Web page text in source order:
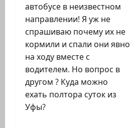
автобусе в неизвестном
направлении! Я уж не
спрашиваю почему их не
кормили и спали они явно
на ходу вместе с
водителем. Но вопрос в
другом ? Куда можно
ехать полтора суток из
Уфы?